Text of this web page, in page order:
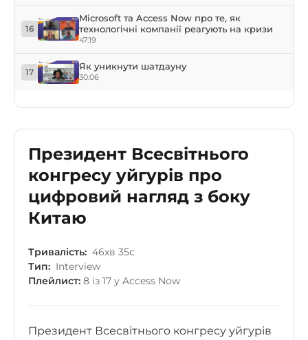
Президент Всесвітнього
конгресу уйгурів про
цифровий нагляд з боку
Китаю
Тривалість: 46хв 35с
Тип: Interview
Плейлист: 8 із 17 у Access Now
Президент Всесвітнього конгресу уйгурів
16
Microsoft та Access Now про те, як
технологічні компанії реагують на кризи
47:19
17 Як уникнути шатдауну
30:06